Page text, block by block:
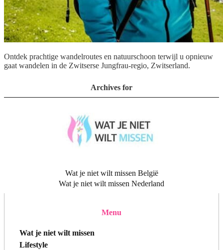
Ontdek prachtige wandelroutes en natuurschoon terwijl u opnieuw
gaat wandelen in de Zwitserse Jungfrau-regio, Zwitserland.
Archives for
Wat je niet wilt missen België
Wat je niet wilt missen Nederland
Menu
Wat je niet wilt missen
Lifestyle